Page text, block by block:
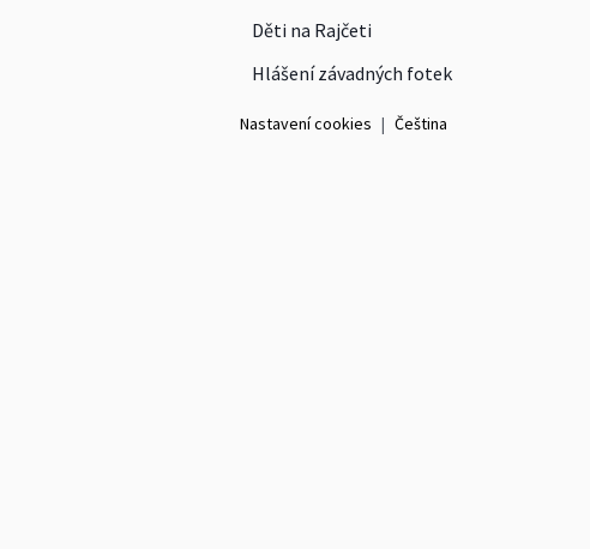
Děti na Rajčeti
Hlášení závadných fotek
Nastavení cookies | Čeština